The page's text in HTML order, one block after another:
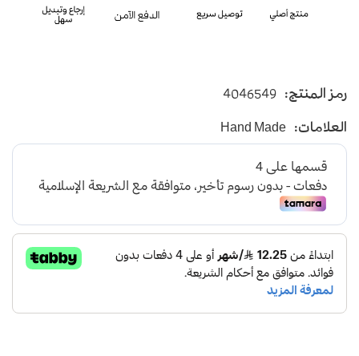
رمز المنتج: 4046549
العلامات: Hand Made